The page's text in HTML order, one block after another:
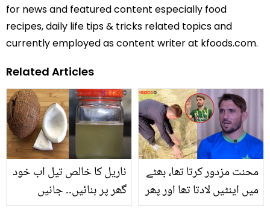
for news and featured content especially food
recipes, daily life tips & tricks related topics and
currently employed as content writer at kfoods.com.
Related Articles
ناریل کا خالص تیل اب خود
گھر پر بنائیں۔۔ جانیں
محنت مزدور کرتا تھا، بھٹے
میں اینٹیں لادتا تھا اور پھر